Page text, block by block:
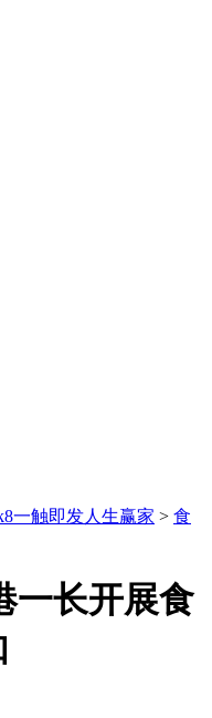
一触即发人生赢家 > 食
一长开展食